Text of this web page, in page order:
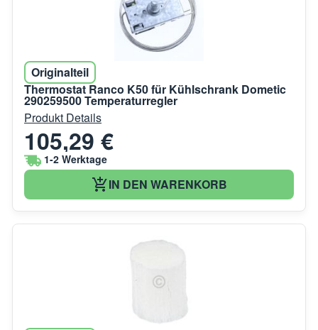
Originalteil
Thermostat Ranco K50 für Kühlschrank Dometic
290259500 Temperaturregler
Produkt Details
105,29 €
1-2 Werktage
IN DEN WARENKORB